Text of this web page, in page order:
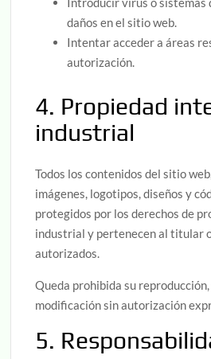
daños en el sitio web.
Intentar acceder a áreas
autorización.
4. Propiedad
industrial
Todos los contenidos del sitio
imágenes, logotipos, diseños y
protegidos por los derechos de
industrial y pertenecen al titular
autorizados.
Queda prohibida su
modificación sin autorización
5.